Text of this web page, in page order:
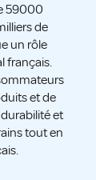
59000
de
un rôle
français.
et de
et
tout en